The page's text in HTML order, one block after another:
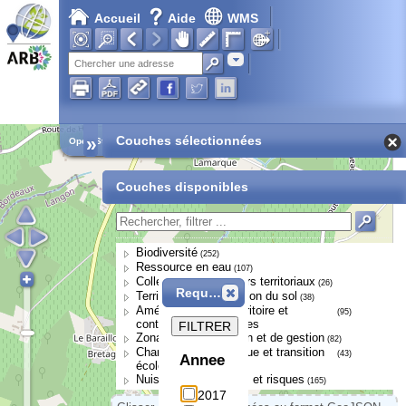
Accueil Aide WMS
Adresse
Open Street Map
» Couches sélectionnées
Couches disponibles
Biodiversité (252)
Ressource en eau (107)
Collectivités et acteurs territoriaux (26)
Territoires et occupation du sol (38)
Aménagement du territoire et
continuités écologiques
(95)
Zonages de protection et de gestion (82)
Changement climatique et transition
écologique
(43)
Nuisances, pressions et risques (165)
Requête
Annee
2017
FILTRER